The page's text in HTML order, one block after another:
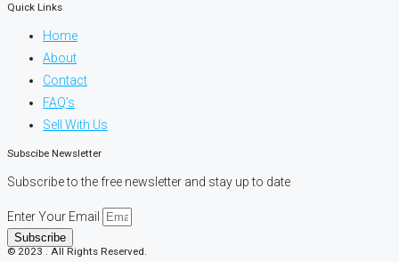
Quick Links
Home
About
Contact
FAQ's
Sell With Us
Subscibe Newsletter
Subscribe to the free newsletter and stay up to date
Enter Your Email
Subscribe
© 2023 . All Rights Reserved.